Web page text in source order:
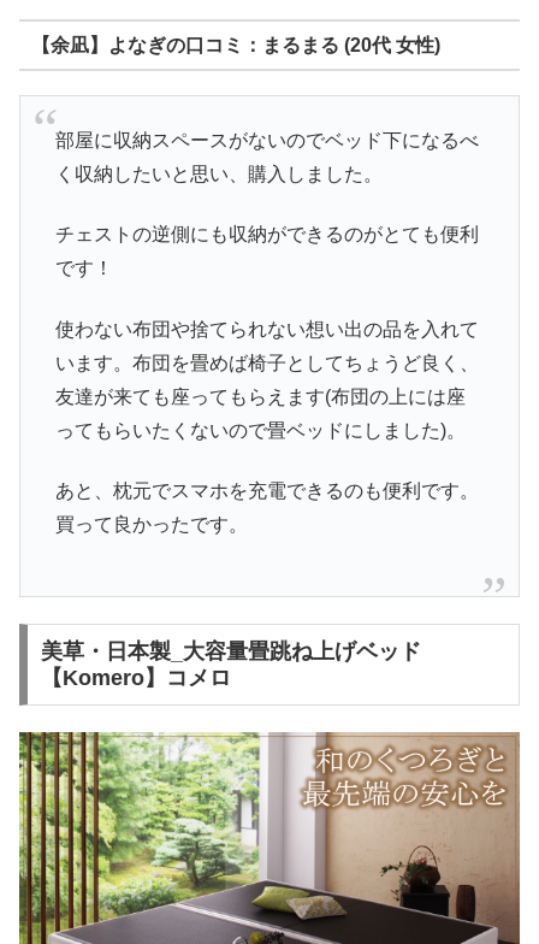
【余凪】よなぎの口コミ：まるまる (20代 女性)
部屋に収納スペースがないのでベッド下になるべ
く収納したいと思い、購入しました。
チェストの逆側にも収納ができるのがとても便利
です！
使わない布団や捨てられない想い出の品を入れて
います。布団を畳めば椅子としてちょうど良く、
友達が来ても座ってもらえます(布団の上には座
ってもらいたくないので畳ベッドにしました)。
あと、枕元でスマホを充電できるのも便利です。
買って良かったです。
美草・日本製_大容量畳跳ね上げベッド
【Komero】コメロ